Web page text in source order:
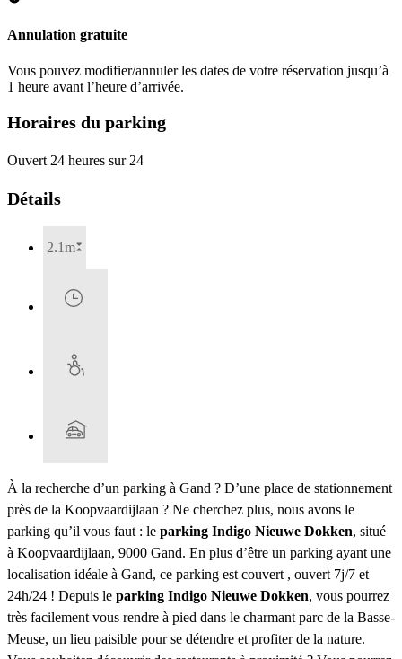
Annulation gratuite
Vous pouvez modifier/annuler les dates de votre réservation jusqu’à
1 heure avant l’heure d’arrivée.
Horaires du parking
Ouvert 24 heures sur 24
Détails
2.1m
À la recherche d’un parking à Gand ? D’une place de stationnement
près de la Koopvaardijlaan ? Ne cherchez plus, nous avons le
parking qu’il vous faut : le parking Indigo Nieuwe Dokken, situé
à Koopvaardijlaan, 9000 Gand. En plus d’être un parking ayant une
localisation idéale à Gand, ce parking est couvert , ouvert 7j/7 et
24h/24 ! Depuis le parking Indigo Nieuwe Dokken, vous pourrez
très facilement vous rendre à pied dans le charmant parc de la Basse-
Meuse, un lieu paisible pour se détendre et profiter de la nature.